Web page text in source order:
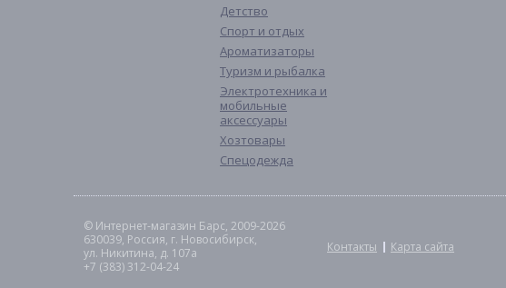
Детство
Спорт и отдых
Ароматизаторы
Туризм и рыбалка
Электротехника и
мобильные
аксессуары
Хозтовары
Спецодежда
© Интернет-магазин Барс, 2009-2026
630039, Россия, г. Новосибирск,
ул. Никитина, д. 107а
+7 (383) 312-04-24
Контакты Карта сайта